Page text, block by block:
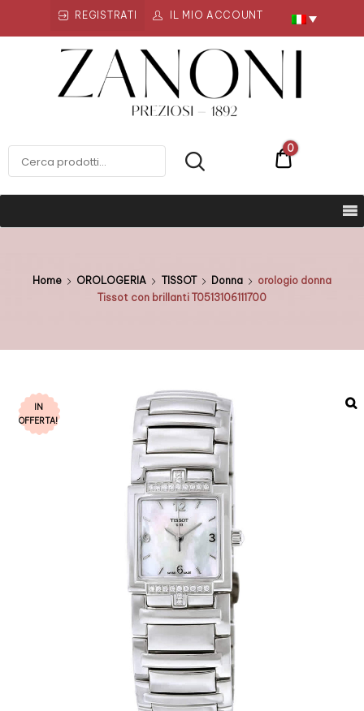
REGISTRATI IL MIO ACCOUNT
ZANONI PREZIOSI €0
0
Home OROLOGERIA TISSOT Donna
orologio donna
Tissot con brillanti T0513106111700
IN
OFFERTA!